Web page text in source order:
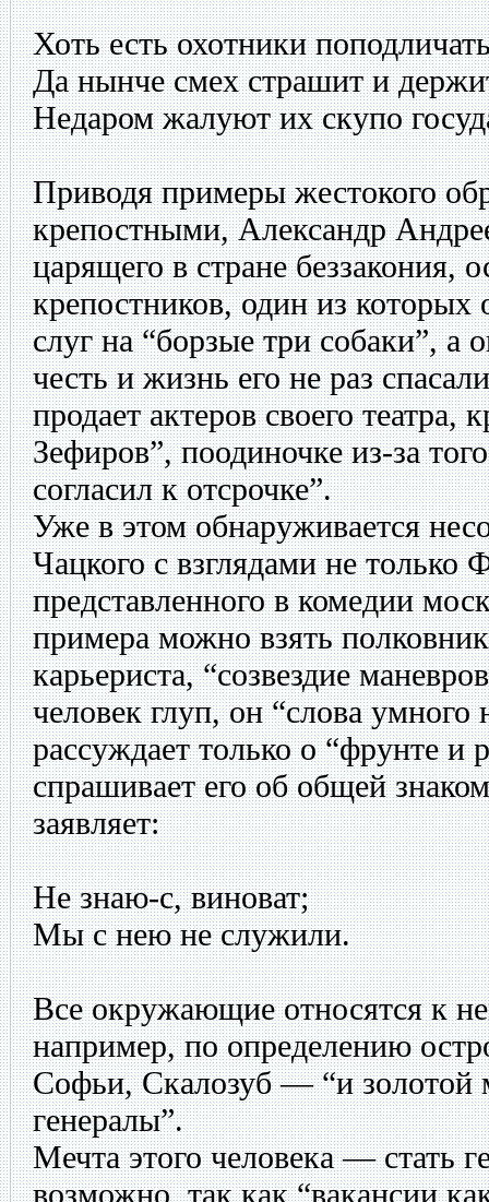
Хоть есть охотники
Да нынче смех страшит и
Недаром жалуют их скупо
Приводя примеры жестокого
крепостными, Александр
царящего в стране беззакония,
крепостников, один из которых
слуг на “борзые три собаки”, а
честь и жизнь его не раз
продает актеров своего
Зефиров”, поодиночке из-за
согласил к отсрочке”.
Уже в этом обнаруживается
Чацкого с взглядами не только
представленного в комедии
примера можно взять
карьериста, “созвездие
человек глуп, он “слова умного
рассуждает только о “фрунте и
спрашивает его об общей
заявляет:
Не знаю-с, виноват;
Мы с нею не служили.
Все окружающие относятся к
например, по определению
Софьи, Скалозуб — “и золотой
генералы”.
Мечта этого человека — стать
возможно, так как “вакансии